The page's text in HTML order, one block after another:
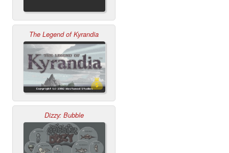
The Legend of Kyrandia
Dizzy: Bubble